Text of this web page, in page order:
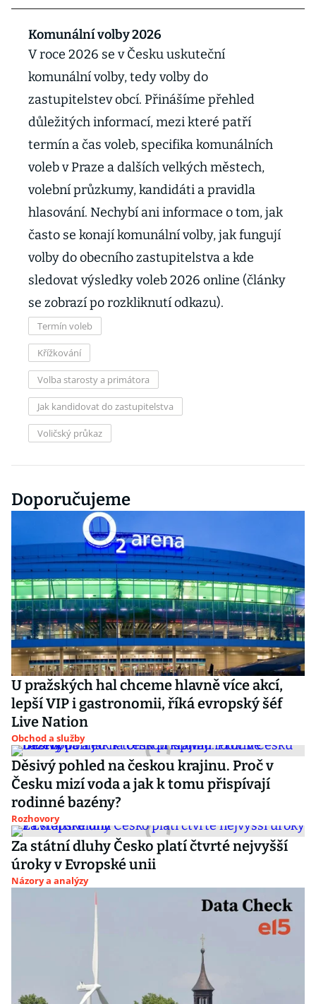
Komunální volby 2026
V roce 2026 se v Česku uskuteční
komunální volby, tedy volby do
zastupitelstev obcí. Přinášíme přehled
důležitých informací, mezi které patří
termín a čas voleb, specifika komunálních
voleb v Praze a dalších velkých městech,
volební průzkumy, kandidáti a pravidla
hlasování. Nechybí ani informace o tom, jak
často se konají komunální volby, jak fungují
volby do obecního zastupitelstva a kde
sledovat výsledky voleb 2026 online (články
se zobrazí po rozkliknutí odkazu).
Termín voleb
Křížkování
Volba starosty a primátora
Jak kandidovat do zastupitelstva
Voličský průkaz
Doporučujeme
U pražských hal chceme hlavně více akcí,
lepší VIP i gastronomii, říká evropský šéf
Live Nation
Obchod a služby
Děsivý pohled na českou krajinu. Proč v
Česku mizí voda a jak k tomu přispívají
rodinné bazény?
Rozhovory
Za státní dluhy Česko platí čtvrté nejvyšší
úroky v Evropské unii
Názory a analýzy